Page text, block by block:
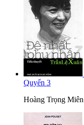
Quyển 3
Hoàng Trọng Miên